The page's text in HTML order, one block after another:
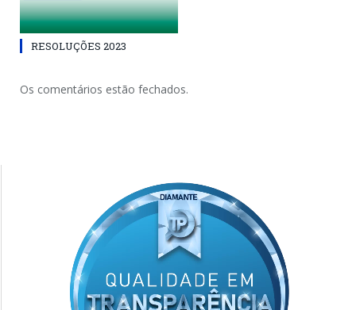
RESOLUÇÕES 2023
Os comentários estão fechados.